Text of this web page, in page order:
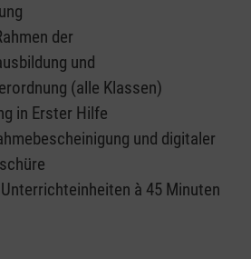
der
und
(alle Klassen)
in Erster Hilfe
und digitaler
à 45 Minuten